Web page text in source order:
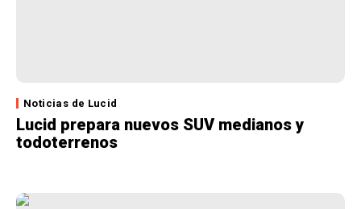
Noticias de Lucid
Lucid prepara nuevos SUV medianos y
todoterrenos